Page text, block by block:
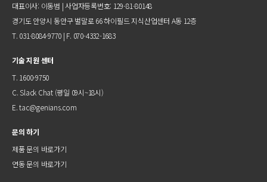
대표이사: 이동범 | 사업자등록번호: 129-81-80148
경기도 안양시 동안구 벌말로 66 하이필드 지식산업센터 A동 12층
T. 031-8084-9770 | F. 070-4332-1683
기술 지원 센터
T. 1600-9750
C. Slack Chat(평일 09시~18시)
E.tac@genians.com
문의 하기
제품 문의 바로가기
연동 문의 바로가기